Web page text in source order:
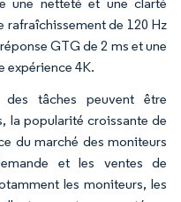
rafraîchissement de 120 Hz
GTG de 2 ms et une
expérience 4K.
tâches peuvent être
la popularité croissante de
du marché des moniteurs
et les ventes de
les moniteurs, les